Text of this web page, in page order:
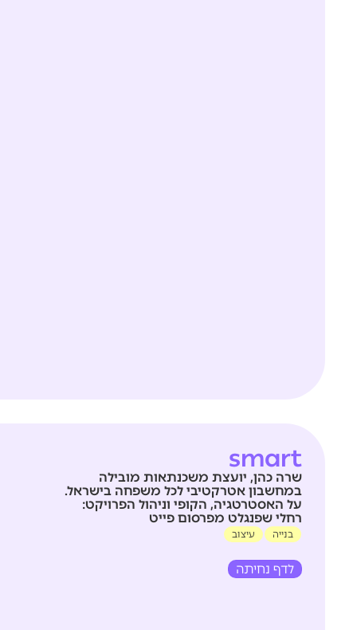
smart
שרה כהן, יועצת משכנתאות מובילה
במחשבון אטרקטיבי לכל משפחה בישראל.
על האסטרטגיה, הקופי וניהול הפרויקט:
רחלי שפנגלט מפרסום פייט
בנייה עיצוב
לדף נחיתה